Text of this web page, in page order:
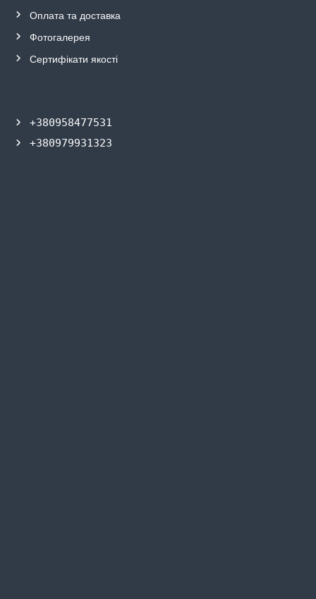
Оплата та доставка
Фотогалерея
Сертифікати якості
+380958477531
+380979931323